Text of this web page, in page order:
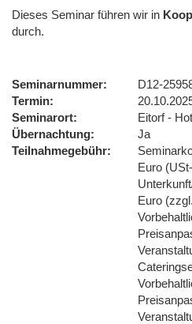
Dieses Seminar führen wir in
durch.
Seminarnummer
D12-
Termin
Seminarort
Eitorf -
Übernachtung
Ja
Teilnahmegebühr
Euro
Euro